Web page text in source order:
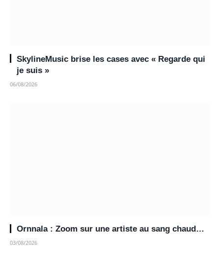
SkylineMusic brise les cases avec « Regarde qui
je suis »
06/08/2026
Ornnala : Zoom sur une artiste au sang chaud…
03/08/2026